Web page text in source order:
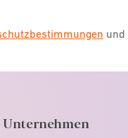
und
Unternehmen